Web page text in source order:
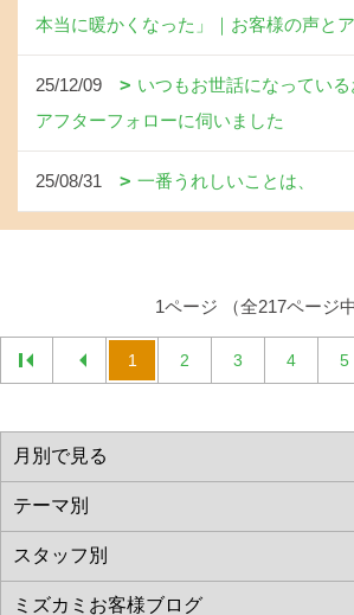
本当に暖かくなった」｜お客様の声と
25/12/09
いつもお世話になっている
アフターフォローに伺いました
25/08/31 一番うれしいことは、
1ページ （全217ページ中
1 2 3 4 5